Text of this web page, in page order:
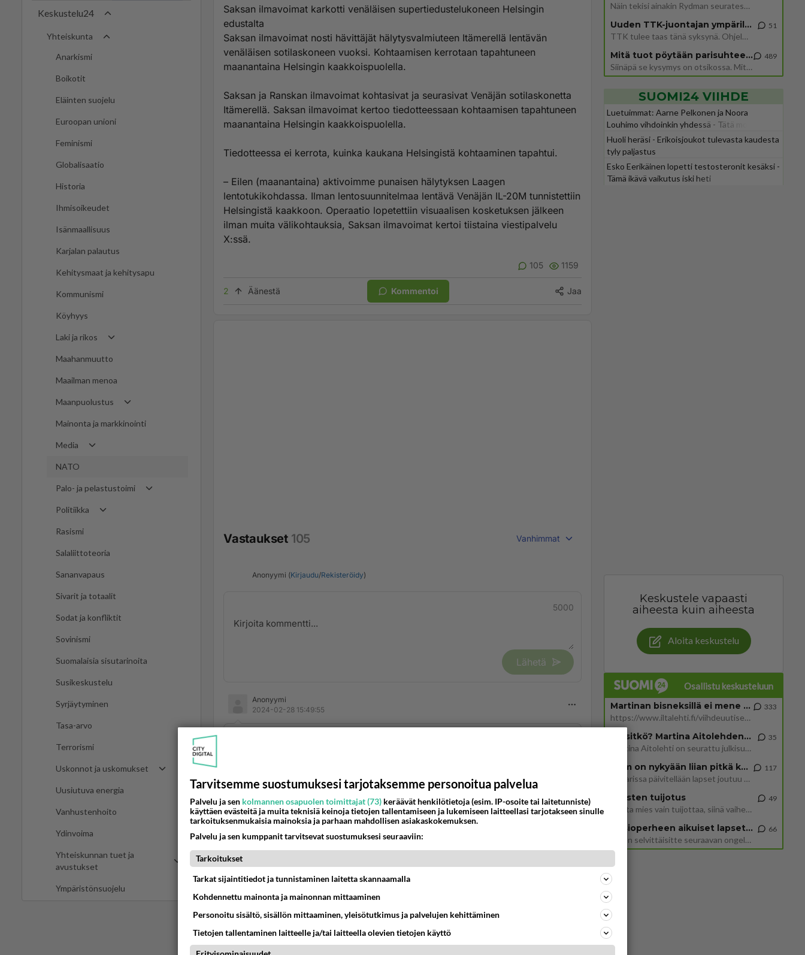
Keskustelu24
Yhteiskunta
Anarkismi
Boikotit
Eläinten suojelu
Euroopan unioni
Feminismi
Globalisaatio
Historia
Ihmisoikeudet
Isänmaallisuus
Karjalan palautus
Kehitysmaat ja kehitysapu
Kommunismi
Köyhyys
Laki ja rikos
Maahanmuutto
Maailman menoa
Maanpuolustus
Mainonta ja markkinointi
Media
NATO
Palo- ja pelastustoimi
Politiikka
Rasismi
Salaliittoteoria
Sananvapaus
Sivarit ja totaalit
Sodat ja konfliktit
Sovinismi
Suomalaisia sisutarinoita
Susikeskustelu
Syrjäytyminen
Tasa-arvo
Terrorismi
Uskonnot ja uskomukset
Uusiutuva energia
Vanhustenhoito
Ydinvoima
Yhteiskunnan tuet ja
avustukset
Ympäristönsuojelu
Saksan ilmavoimat karkotti venäläisen supertiedustelukoneen Helsingin
edustalta
Saksan ilmavoimat nosti hävittäjät hälytysvalmiuteen Itämerellä lentävän
venäläisen sotilaskoneen vuoksi. Kohtaamisen kerrotaan tapahtuneen
maanantaina Helsingin kaakkoispuolella.
Saksan ja Ranskan ilmavoimat kohtasivat ja seurasivat Venäjän sotilaskonetta
Itämerellä. Saksan ilmavoimat kertoo tiedotteessaan kohtaamisen tapahtuneen
maanantaina Helsingin kaakkoispuolella.
Tiedotteessa ei kerrota, kuinka kaukana Helsingistä kohtaaminen tapahtui.
– Eilen (maanantaina) aktivoimme punaisen hälytyksen Laagen
lentotukikohdassa. Ilman lentosuunnitelmaa lentävä Venäjän IL-20M tunnistettiin
Helsingistä kaakkoon. Operaatio lopetettiin visuaalisen kosketuksen jälkeen
ilman muita välikohtauksia, Saksan ilmavoimat kertoi tiistaina viestipalvelu
X:ssä.
105 1159
2 Äänestä Kommentoi Jaa
Vastaukset 105 Vanhimmat
Anonyymi (Kirjaudu/Rekisteröidy)
5000
Lähetä
Anonyymi
2024-02-28 15:49:55
Anonyymi
2024-02-28 15:50:02
Hienoa
Äänestä Kommentoi
Anonyymi
Saksan koneet ajoi r……n vakoilukoneen pois
1 Äänestä
Näin tekisi ainakin Rydman seuratessaan idolinsa Trumpin mallia https://www.is.fi/politiikka/art-2000012187244.html
Uuden TTK-juontajan ympärillä epätietoisuus sakenee - Nyt MTV hämmentää soppaa
TTK tulee taas tänä syksynä. Ohjelman uudet tähtioppilaat julkistetaan torstaina 6. elokuuta klo 14 alkavassa lehdistö
51
Mitä tuot pöytään parisuhteessa?
Siinäpä se kysymys on otsikossa. Mitäpä siis tuot/toisit pöytään parisuhteessa? Oletko mies vai nainen? Koetko sen mitä
489
SUOMI24 VIIHDE
Luetuimmat: Aarne Pelkonen ja Noora
Louhimo vihdoinkin yhdessä - Tätä moni jo
odotti
Huoli heräsi - Erikoisjoukot tulevasta kaudesta
tyly paljastus
Esko Eerikäinen lopetti testosteronit kesäksi -
Tämä ikävä vaikutus iski heti
Keskustele vapaasti
aiheesta kuin aiheesta
Aloita keskustelu
Osallistu keskusteluun
Martinan bisneksillä ei mene hyvin
https://www.iltalehti.fi/viihdeuutiset/a/c46da6ab-340f-4790-aaa7-0865eed2336 Yrityksen konkurssihakemus on tullut kärä
333
Tiesitkö? Martina Aitolehden isäpuoli on tämä suosittu laulaja
Martina Aitolehti on seurattu julkisuuden henkilö. Lähipiiriin mahtuu muitakin tunnettuja henkilöitä. Tiesitkö, että Ma
35
2 km on nykyään liian pitkä koulumatka
Hesarissa päivitellään lapset joutuu nyt kulkemaan 2 km kouluun jösses. Ruostefillarilla tuo matka menee vaikka miten äk
117
Miesten tuijotus
Mutta mies vain tuijottaa, siinä vaiheessa käännän itse pään pois. Mikä juttu? Yleensä jos joku tuijottaa tai katsoo, hä
49
Uusioperheen aikuiset lapset tyhjentää jääkaapin käydessään
Miten selvittäisitte seuraavan ongelman, meillä on uusioperhe, minulla teini-ikäiset lapset ja puolisolla aikuiset, jotk
66
Tarvitsemme suostumuksesi tarjotaksemme personoitua palvelua
Palvelu ja sen kolmannen osapuolen toimittajat (73) keräävät henkilötietoja (esim. IP-osoite tai laitetunniste)
käyttäen evästeitä ja muita teknisiä keinoja tietojen tallentamiseen ja lukemiseen laitteellasi tarjotakseen sinulle
tarkoituksenmukaisia mainoksia ja parhaan mahdollisen asiakaskokemuksen.
Palvelu ja sen kumppanit tarvitsevat suostumuksesi seuraaviin:
Tarkoitukset
Tarkat sijaintitiedot ja tunnistaminen laitetta skannaamalla
Kohdennettu mainonta ja mainonnan mittaaminen
Personoitu sisältö, sisällön mittaaminen, yleisötutkimus ja palvelujen kehittäminen
Tietojen tallentaminen laitteelle ja/tai laitteella olevien tietojen käyttö